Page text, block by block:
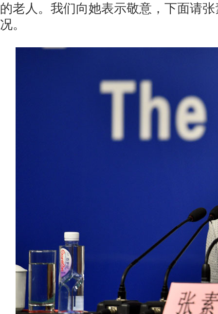
的老人。我们向她表示敬意，下面请
况。